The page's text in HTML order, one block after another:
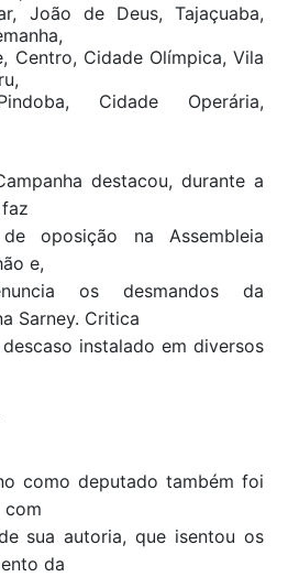
João de Deus, Tajaçuaba,
Centro, Cidade Olímpica, Vila
Cidade Operária,
destacou, durante a
oposição na Assembleia
e,
os desmandos da
Sarney. Critica
instalado em diversos
como deputado também foi
com
sua autoria, que isentou os
da